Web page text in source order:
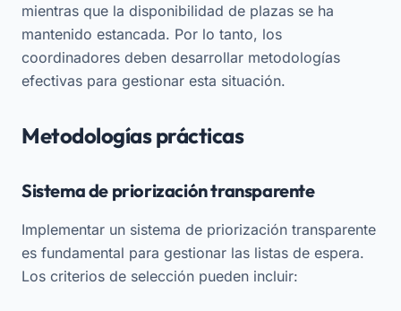
mientras que la disponibilidad de plazas se ha
mantenido estancada. Por lo tanto, los
coordinadores deben desarrollar metodologías
efectivas para gestionar esta situación.
Metodologías prácticas
Sistema de priorización transparente
Implementar un sistema de priorización transparente
es fundamental para gestionar las listas de espera.
Los criterios de selección pueden incluir: